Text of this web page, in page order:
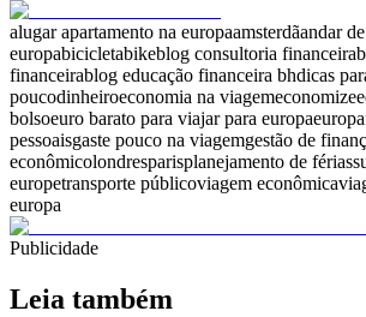
alugar apartamento na europaamsterdãandar
europabicicletabikeblog consultoria financeira
financeirablog educação financeira bhdicas
poucodinheiroeconomia na viagemeconomize
bolsoeuro barato para viajar para europaeuropa
pessoaisgaste pouco na viagemgestão de
econômicolondresparisplanejamento de férias
europetransporte públicoviagem econômica
europa
Publicidade
Leia também